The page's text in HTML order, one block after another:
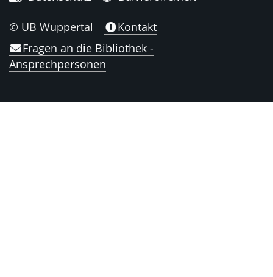
© UB Wuppertal
Kontakt
Fragen an die Bibliothek -
Ansprechpersonen